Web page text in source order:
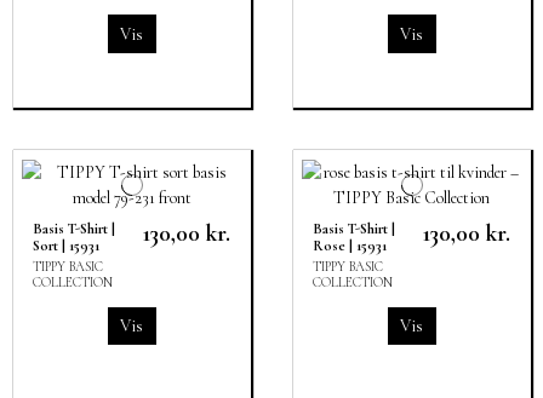
Vis Vis
Basis T-Shirt |
Sort | 15931
TIPPY BASIC
COLLECTION
130,00 kr.
Vis
Basis T-Shirt |
Rose | 15931
TIPPY BASIC
COLLECTION
130,00 kr.
Vis